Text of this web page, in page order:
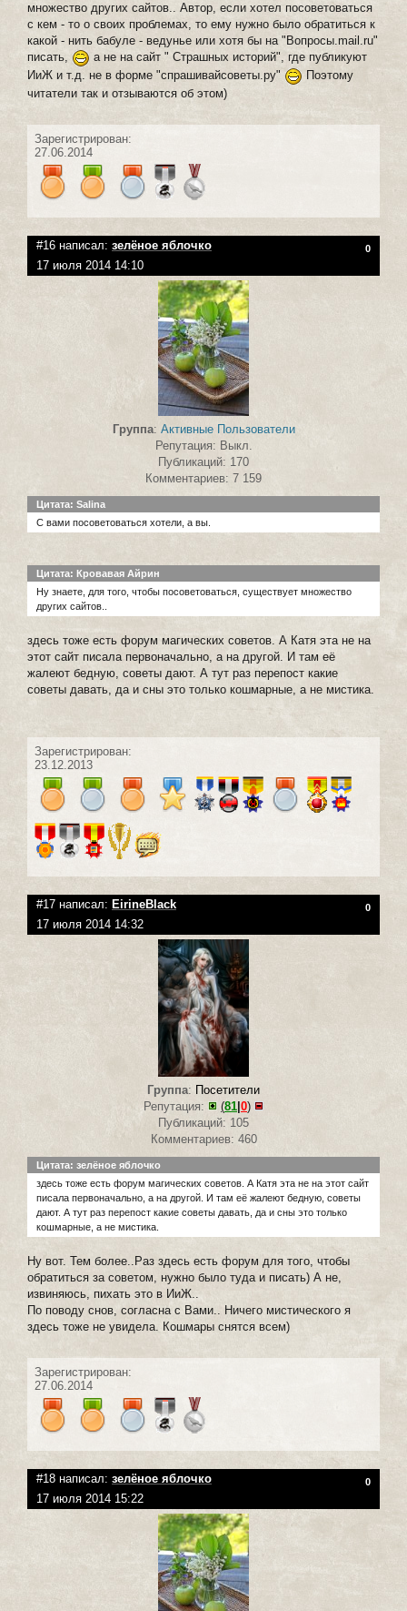
множество других сайтов.. Автор, если хотел посоветоваться
с кем - то о своих проблемах, то ему нужно было обратиться к
какой - нить бабуле - ведунье или хотя бы на "Вопросы.mail.ru"
писать,
а не на сайт " Страшных историй", где публикуют
ИиЖ и т.д. не в форме "спрашивайсоветы.ру"
Поэтому
читатели так и отзываются об этом)
Зарегистрирован:
27.06.2014
#16 написал: зелёное яблочко 0
17 июля 2014 14:10
Группа: Активные Пользователи
Репутация: Выкл.
Публикаций: 170
Комментариев: 7 159
Цитата: Salina
С вами посоветоваться хотели, а вы.
Цитата: Кровавая Айрин
Ну знаете, для того, чтобы посоветоваться, существует множество
других сайтов..
здесь тоже есть форум магических советов. А Катя эта не на
этот сайт писала первоначально, а на другой. И там её
жалеют бедную, советы дают. А тут раз перепост какие
советы давать, да и сны это только кошмарные, а не мистика.
Зарегистрирован:
23.12.2013
#17 написал: EirineBlack 0
17 июля 2014 14:32
Группа: Посетители
Репутация:
(81 0)
Публикаций: 105
Комментариев: 460
Цитата: зелёное яблочко
здесь тоже есть форум магических советов. А Катя эта не на этот сайт
писала первоначально, а на другой. И там её жалеют бедную, советы
дают. А тут раз перепост какие советы давать, да и сны это только
кошмарные, а не мистика.
Ну вот. Тем более..Раз здесь есть форум для того, чтобы
обратиться за советом, нужно было туда и писать) А не,
извиняюсь, пихать это в ИиЖ..
По поводу снов, согласна с Вами.. Ничего мистического я
здесь тоже не увидела. Кошмары снятся всем)
Зарегистрирован:
27.06.2014
#18 написал: зелёное яблочко 0
17 июля 2014 15:22